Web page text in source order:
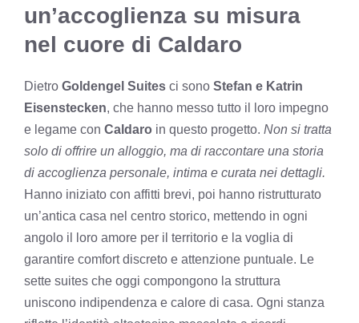
un’accoglienza su misura
nel cuore di Caldaro
Dietro Goldengel Suites ci sono Stefan e Katrin
Eisenstecken, che hanno messo tutto il loro impegno
e legame con Caldaro in questo progetto. Non si tratta
solo di offrire un alloggio, ma di raccontare una storia
di accoglienza personale, intima e curata nei dettagli.
Hanno iniziato con affitti brevi, poi hanno ristrutturato
un’antica casa nel centro storico, mettendo in ogni
angolo il loro amore per il territorio e la voglia di
garantire comfort discreto e attenzione puntuale. Le
sette suites che oggi compongono la struttura
uniscono indipendenza e calore di casa. Ogni stanza